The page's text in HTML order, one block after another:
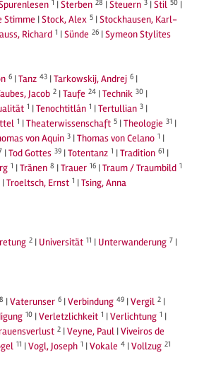
1 |Sterben 28 |Steuern 3 |Stil 50 |
Stimme |Stock, Alex 5 |Stockhausen, Karl-
Richard 1 |Sünde 26 |Symeon Stylites
6 |Tanz 43 |Tarkowskij, Andrej 6 |
Jacob 2 |Taufe 24 |Technik 30 |
1 |Tenochtitlán 1 |Tertullian 3 |
1 |Theaterwissenschaft 5 |Theologie 31 |
von Aquin 3 |Thomas von Celano 1 |
|Tod Gottes 39 |Totentanz 1 |Tradition 61 |
1 |Tränen 8 |Trauer 16 |Traum / Traumbild 1
|Troeltsch, Ernst 1 |Tsing, Anna
2 | Universität 11 | Unterwanderung 7 |
|Vaterunser 6 |Verbindung 49 |Vergil 2 |
10 |Verletzlichkeit 1 |Verlichtung 1 |
2 |Veyne, Paul |Viveiros de
11 |Vogl, Joseph 1 |Vokale 4 |Vollzug 21